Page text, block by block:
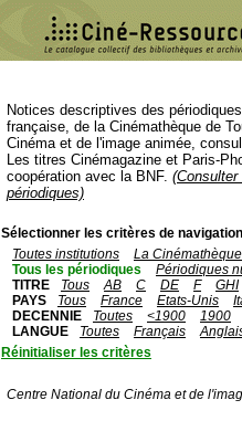
Notices descriptives des
française, de la Cinémathèque de
Cinéma et de l'image animée,
Les titres Cinémagazine et Paris-
coopération avec la BNF.
périodiques)
Sélectionner les critères de
Toutes institutions
La
Tous les périodiques
Périodiques
TITRE
Tous AB C DE F
GHI
PAYS
Tous France Etats-Unis
DECENNIE
Toutes <1900
1900
LANGUE
Toutes Français
Réinitialiser les critères
Centre National du Cinéma et de